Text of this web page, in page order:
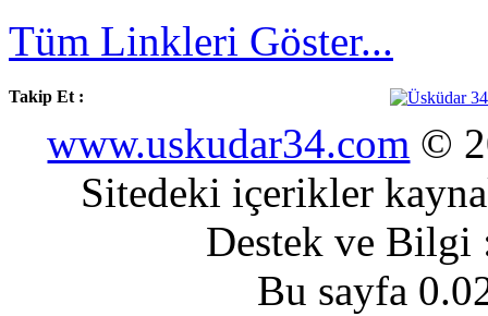
Tüm Linkleri Göster...
Takip Et :
www.uskudar34.com ©
Sitedeki içerikler
Destek ve
Bu sayfa